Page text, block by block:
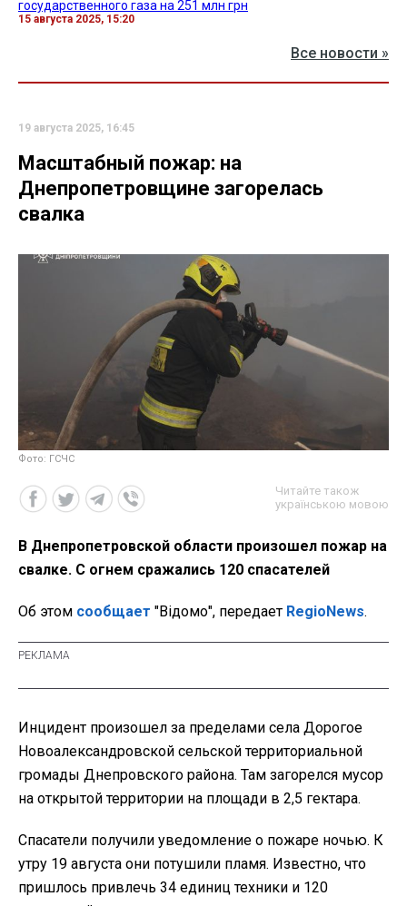
государственного газа на 251 млн грн
15 августа 2025, 15:20
Все новости »
19 августа 2025, 16:45
Масштабный пожар: на
Днепропетровщине загорелась
свалка
Фото: ГСЧС
Читайте також
українською мовою
В Днепропетровской области произошел пожар на
свалке. С огнем сражались 120 спасателей
Об этом сообщает "Відомо", передает RegioNews.
Инцидент произошел за пределами села Дорогое
Новоалександровской сельской территориальной
громады Днепровского района. Там загорелся мусор
на открытой территории на площади в 2,5 гектара.
Спасатели получили уведомление о пожаре ночью. К
утру 19 августа они потушили пламя. Известно, что
пришлось привлечь 34 единиц техники и 120